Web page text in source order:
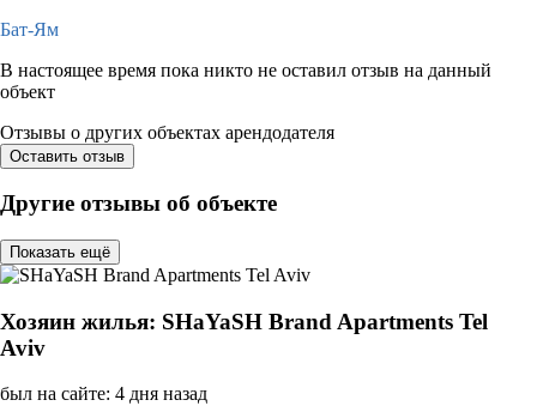
Бат-Ям
В настоящее время пока никто не оставил отзыв на данный
объект
Отзывы о других объектах арендодателя
Оставить отзыв
Другие отзывы об объекте
Показать ещё
Хозяин жилья: SHaYaSH Brand Apartments Tel
Aviv
был на сайте: 4 дня назад